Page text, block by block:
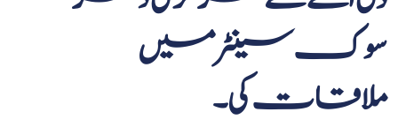
سوک سینٹر میں
ملاقات کی۔